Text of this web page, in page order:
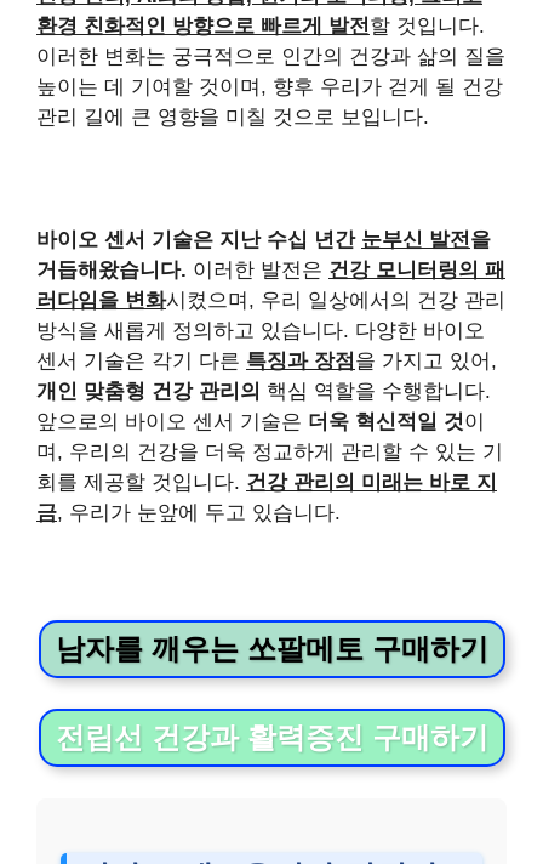
환경 친화적인 방향으로 빠르게 발전 할 것입니다.
이러한 변화는 궁극적으로 인간의 건강과 삶의 질을
높이는 데 기여할 것이며, 향후 우리가 걷게 될 건강
관리 길에 큰 영향을 미칠 것으로 보입니다.
바이오 센서 기술은 지난 수십 년간 눈부신 발전 을
거듭해왔습니다. 이러한 발전은 건강 모니터링의 패
러다임을 변화시켰으며, 우리 일상에서의 건강 관리
방식을 새롭게 정의하고 있습니다. 다양한 바이오
센서 기술은 각기 다른 특징과 장점 을 가지고 있어,
개인 맞춤형 건강 관리의 핵심 역할을 수행합니다.
앞으로의 바이오 센서 기술은 더욱 혁신적일 것이
며, 우리의 건강을 더욱 정교하게 관리할 수 있는 기
회를 제공할 것입니다. 건강 관리의 미래는 바로 지
금, 우리가 눈앞에 두고 있습니다.
남자를 깨우는 쏘팔메토 구매하기
전립선 건강과 활력증진 구매하기